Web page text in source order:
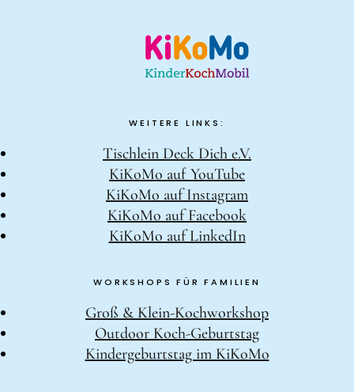
WEITERE LINKS:
Tischlein Deck Dich e.V.
KiKoMo auf YouTube
KiKoMo auf Instagram
KiKoMo auf Facebook
KiKoMo auf LinkedIn
WORKSHOPS FÜR FAMILIEN
Groß & Klein-Kochworkshop
Outdoor Koch-Geburtstag
Kindergeburtstag im KiKoMo